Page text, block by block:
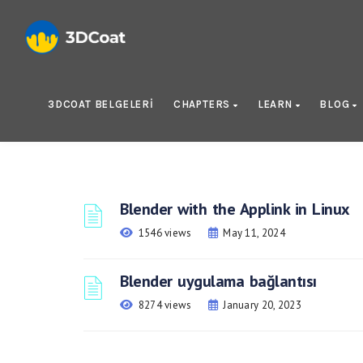
3DCOAT BELGELERI CHAPTERS LEARN BLOG
Blender with the Applink in Linux
1546 views May 11, 2024
Blender uygulama bağlantısı
8274 views January 20, 2023